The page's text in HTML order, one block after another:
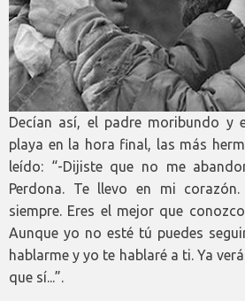
Decían así, el padre moribundo y
playa en la hora final, las más
leído: “-Dijiste que no me
Perdona. Te llevo en mi
siempre. Eres el mejor que
Aunque yo no esté tú puedes
hablarme y yo te hablaré a ti. Ya
que sí...”.